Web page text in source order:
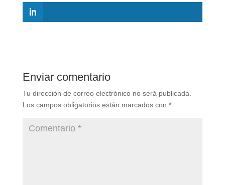
Enviar comentario
Tu dirección de correo electrónico no será publicada.
Los campos obligatorios están marcados con *